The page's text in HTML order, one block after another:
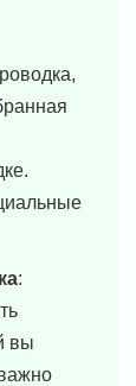
:
вы